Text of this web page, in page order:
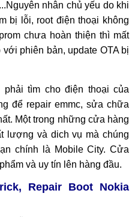
nhân chủ yếu do khi
bị lỗi, root điện thoại không
chưa hoàn thiện thì mất
phiên bản, update OTA bị
tìm cho điện thoại của
để repair emmc, sửa chữa
Một trong những cửa hàng
lượng và dich vụ mà chúng
chính là Mobile City. Cửa
và uy tín lên hàng đầu.
Repair Boot Nokia